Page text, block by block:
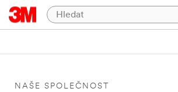
NAŠE SPOLEČNOST